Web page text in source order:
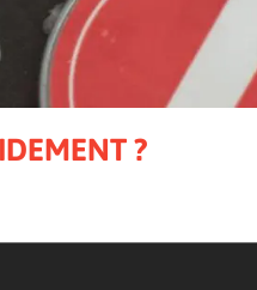
?